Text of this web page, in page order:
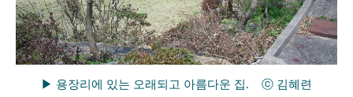
▶ 용장리에 있는 오래되고 아름다운 집. ⓒ 김혜련